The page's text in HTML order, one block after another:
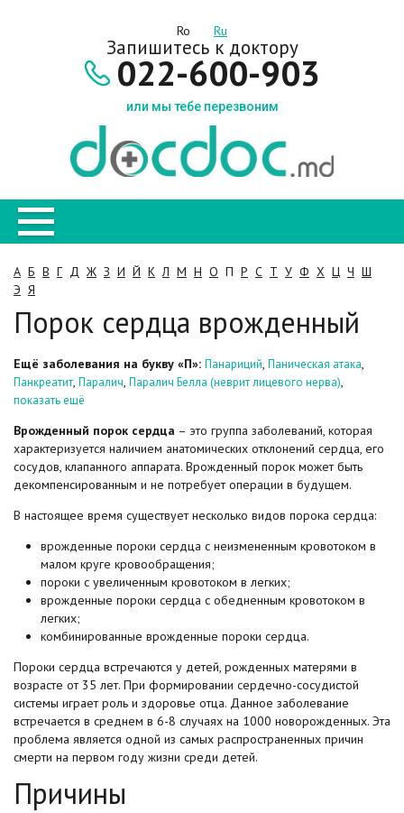
Ro Ru
Запишитесь к доктору
022-600-903
или мы тебе перезвоним
А Б В Г Д Ж З И Й К Л М Н О П Р С Т У Ф Х Ц Ч Ш
Э Я
Порок сердца врожденный
Ещё заболевания на букву «П»: Панариций, Паническая атака,
Панкреатит, Паралич, Паралич Белла (неврит лицевого нерва),
показать ещё
Врожденный порок сердца – это группа заболеваний, которая
характеризуется наличием анатомических отклонений сердца, его
сосудов, клапанного аппарата. Врожденный порок может быть
декомпенсированным и не потребует операции в будущем.
В настоящее время существует несколько видов порока сердца:
врожденные пороки сердца с неизмененным кровотоком в
малом круге кровообращения;
пороки с увеличенным кровотоком в легких;
врожденные пороки сердца с обедненным кровотоком в
легких;
комбинированные врожденные пороки сердца.
Пороки сердца встречаются у детей, рожденных матерями в
возрасте от 35 лет. При формировании сердечно-сосудистой
системы играет роль и здоровье отца. Данное заболевание
встречается в среднем в 6-8 случаях на 1000 новорожденных. Эта
проблема является одной из самых распространенных причин
смерти на первом году жизни среди детей.
Причины